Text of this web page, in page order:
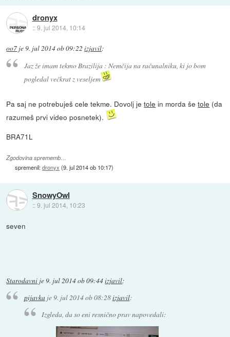
dronyx
::9. jul 2014, 10:14
oo7 je9. jul 2014 ob 09:22 izjavil:
Jaz že imam tekmo Brazilija : Nemčija na računalniku, ki jo bom
pogledal večkrat z veseljem
Pa saj ne potrebuješ cele tekme. Dovolj jetole in morda šetole (da
razumeš prvi video posnetek).
BRA71L
Zgodovina sprememb…
spremenil:dronyx (9. jul 2014 ob 10:17)
SnowyOwl
::9. jul 2014, 10:23
seven
Starodavni je9. jul 2014 ob 09:44izjavil:
pijavkaje9. jul 2014 ob 08:28izjavil:
Izgleda, da so eni resnično prav napovedali: